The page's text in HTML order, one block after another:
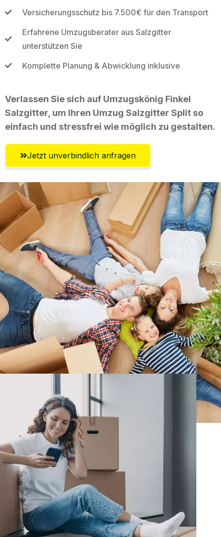
Versicherungsschutz bis 7.500€ für den Transport
Erfahrene Umzugsberater aus Salzgitter
unterstützen Sie
Komplette Planung & Abwicklung inklusive
Verlassen Sie sich auf Umzugskönig Finkel
Salzgitter, um Ihren Umzug Salzgitter Split so
einfach und stressfrei wie möglich zu gestalten.
Jetzt unverbindlich anfragen